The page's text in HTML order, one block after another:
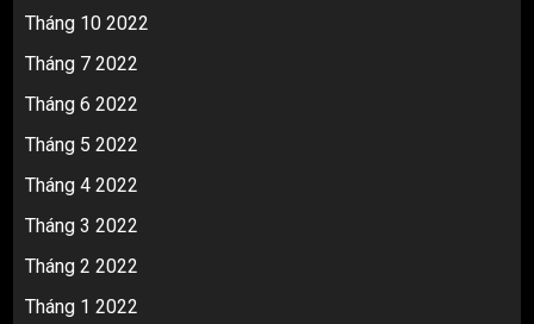
Tháng 10 2022
Tháng 7 2022
Tháng 6 2022
Tháng 5 2022
Tháng 4 2022
Tháng 3 2022
Tháng 2 2022
Tháng 1 2022